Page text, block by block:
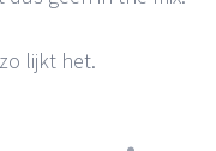
lijkt het.